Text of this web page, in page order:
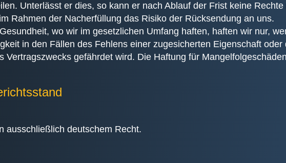
Unterlässt er dies, so kann er nach Ablauf der Frist keine
Rahmen der Nacherfüllung das Risiko der Rücksendung an uns.
wo wir im gesetzlichen Umfang haften, haften wir nur,
in den Fällen des Fehlens einer zugesicherten Eigenschaft
gefährdet wird. Die Haftung für
ausschließlich deutschem Recht.